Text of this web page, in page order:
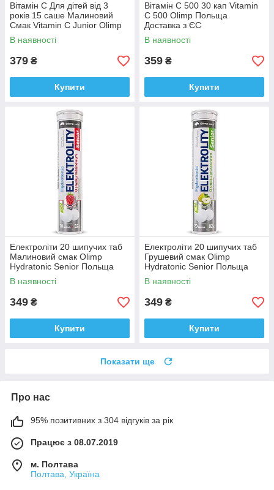
Вітамін C Для дітей від 3
років 15 саше Малиновий
Смак Vitamin C Junior Olimp
Польща Доставка з ЄС
В наявності
379 ₴
Купити
Вітамін C 500 30 кап Vitamin
C 500 Olimp Польща
Доставка з ЄС
В наявності
359 ₴
Купити
Електроліти 20 шипучих таб
Малиновий смак Olimp
Hydratonic Senior Польща
Доставка з ЄС
В наявності
349 ₴
Купити
Електроліти 20 шипучих таб
Грушевий смак Olimp
Hydratonic Senior Польща
Доставка з ЄС
В наявності
349 ₴
Купити
Показати ще
Про нас
95% позитивних з 304 відгуків за рік
Працює з 08.07.2019
м. Полтава
Полтава, Україна